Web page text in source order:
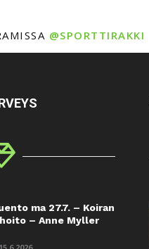
@SPORTTIRAKKI
ma 27.7. – Koiran
– Anne Myller